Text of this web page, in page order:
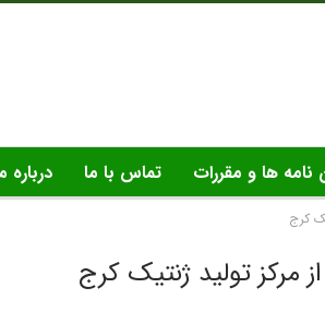
نامه ها و مقررات تماس با ما درباره
کرج
مرکز تولید ژنتیک کرج